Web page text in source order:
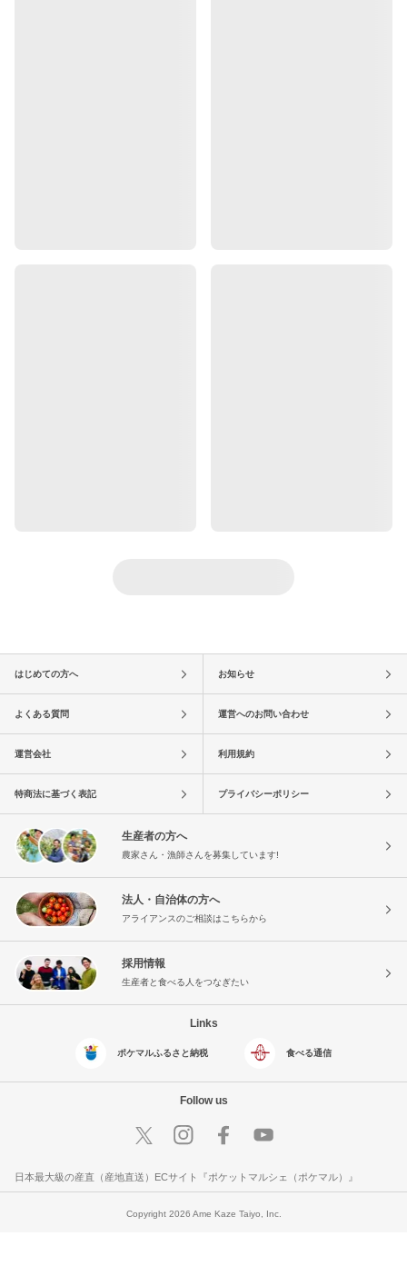
はじめての方へ お知らせ
よくある質問 運営へのお問い合わせ
運営会社 利用規約
特商法に基づく表記 プライバシーポリシー
生産者の方へ
農家さん・漁師さんを募集しています!
法人・自治体の方へ
アライアンスのご相談はこちらから
採用情報
生産者と食べる人をつなぎたい
Links
ポケマルふるさと納税 食べる通信
Follow us
日本最大級の産直（産地直送）ECサイト『ポケットマルシェ（ポケマル）』
Copyright 2026 Ame Kaze Taiyo, Inc.